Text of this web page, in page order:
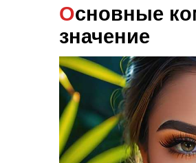
Основные компоненты и их
значение